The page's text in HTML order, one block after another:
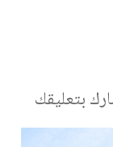
بتعليقك